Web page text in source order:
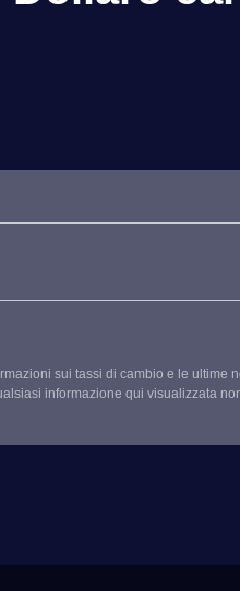
sui tassi di cambio e le ultime
informazione qui visualizzata